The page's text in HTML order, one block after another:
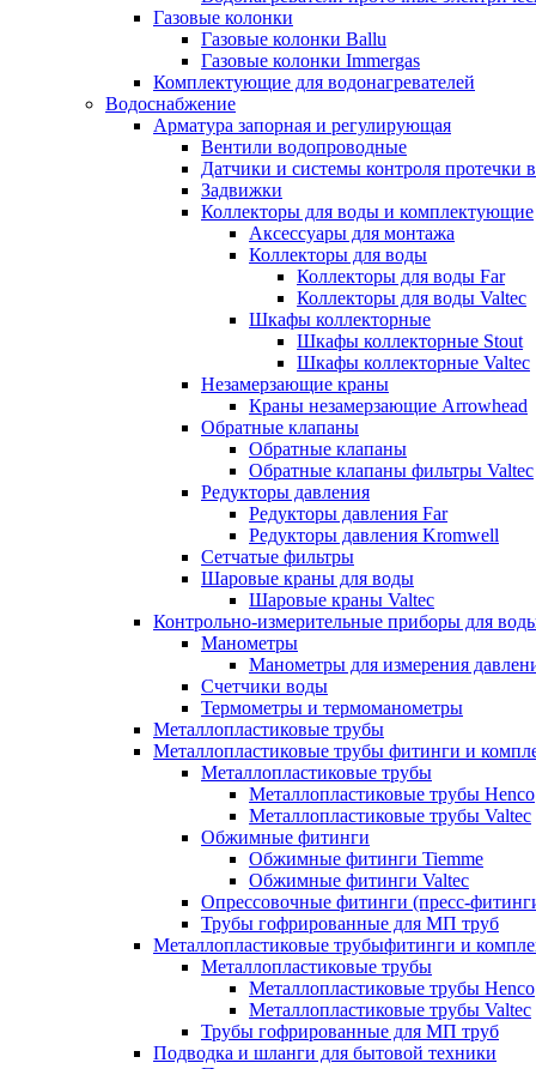
Газовые колонки
Газовые колонки Ballu
Газовые колонки Immergas
Комплектующие для водонагревателей
Водоснабжение
Арматура запорная и регулирующая
Вентили водопроводные
Датчики и системы контроля протечки
Задвижки
Коллекторы для воды и комплектующие
Аксессуары для монтажа
Коллекторы для воды
Коллекторы для воды Far
Коллекторы для воды Valtec
Шкафы коллекторные
Шкафы коллекторные Stout
Шкафы коллекторные Valtec
Незамерзающие краны
Краны незамерзающие Arrowhead
Обратные клапаны
Обратные клапаны
Обратные клапаны фильтры Valtec
Редукторы давления
Редукторы давления Far
Редукторы давления Kromwell
Сетчатые фильтры
Шаровые краны для воды
Шаровые краны Valtec
Контрольно-измерительные приборы для
Манометры
Манометры для измерения
Счетчики воды
Термометры и термоманометры
Металлопластиковые трубы
Металлопластиковые трубы фитинги и
Металлопластиковые трубы
Металлопластиковые трубы Henco
Металлопластиковые трубы Valtec
Обжимные фитинги
Обжимные фитинги Tiemme
Обжимные фитинги Valtec
Опрессовочные фитинги (пресс-
Трубы гофрированные для МП труб
Металлопластиковые трубыфитинги и
Металлопластиковые трубы
Металлопластиковые трубы Henco
Металлопластиковые трубы Valtec
Трубы гофрированные для МП труб
Подводка и шланги для бытовой техники